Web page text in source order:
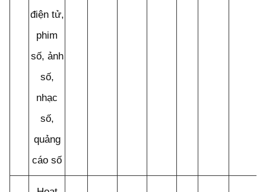
điện tử,
phim
số, ảnh
số,
nhạc
số,
quảng
cáo số